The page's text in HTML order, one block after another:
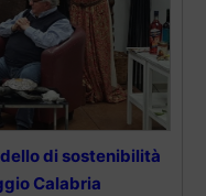
di sostenibilità
Calabria